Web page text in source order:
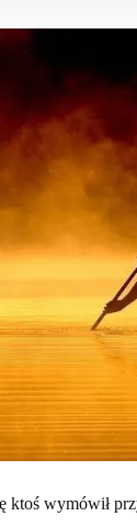
ktoś wymówił